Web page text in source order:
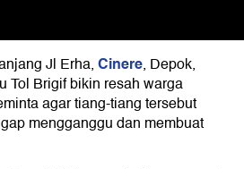
Jl Erha,Cinere, Depok,
Tol Brigif bikin resah warga
agar tiang-tiang tersebut
mengganggu dan membuat